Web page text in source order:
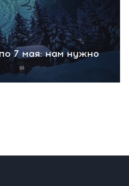
7 мая: нам нужно